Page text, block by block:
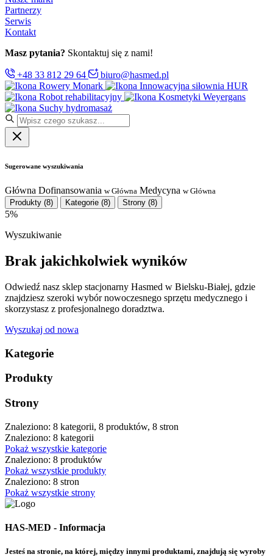
Partnerzy
Serwis
Kontakt
Masz pytania? Skontaktuj się z nami!
+48 33 812 29 64
biuro@hasmed.pl
Rowery Monark
Innowacyjna siłownia HUR
Robot rehabilitacyjny
Kosmetyki Weyergans
Suchy hydromasaż
Sugerowane wyszukiwania
Główna Dofinansowania w Główna Medycyna w Główna
Produkty (8) Kategorie (8) Strony (8)
5%
Wyszukiwanie
Brak jakichkolwiek wyników
Odwiedź nasz sklep stacjonarny Hasmed w Bielsku-Białej, gdzie
znajdziesz szeroki wybór nowoczesnego sprzętu medycznego i
skorzystasz z profesjonalnego doradztwa.
Wyszukaj od nowa
Kategorie
Produkty
Strony
Znaleziono: 8 kategorii, 8 produktów, 8 stron
Znaleziono: 8 kategorii
Pokaż wszystkie kategorie
Znaleziono: 8 produktów
Pokaż wszystkie produkty
Znaleziono: 8 stron
Pokaż wszystkie strony
HAS-MED - Informacja
Jesteś na stronie, na której, między innymi produktami, znajdują się wyroby